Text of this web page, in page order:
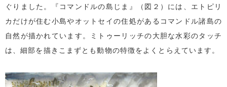
ぐりました。『コマンドルの島じま』（図２）には、エトピリ
カだけが住む小島やオットセイの住処があるコマンドル諸島の
自然が描かれています。ミトゥーリッチの大胆な水彩のタッチ
は、細部を描きこまずとも動物の特徴をよくとらえています。